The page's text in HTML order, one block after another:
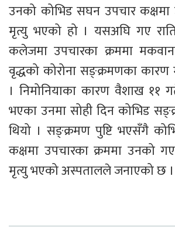
उनको कोभिड सघन उपचार कक्षमा
मृत्यु भएको हो । यसअघि गए
कलेजमा उपचारका क्रममा
वृद्धको कोरोना सङ्क्रमणका कारण
। निमोनियाका कारण वैशाख ११
भएका उनमा सोही दिन कोभिड
थियो । सङ्क्रमण पुष्टि भएसँगै
कक्षमा उपचारका क्रममा उनको
मृत्यु भएको अस्पतालले जनाएको छ